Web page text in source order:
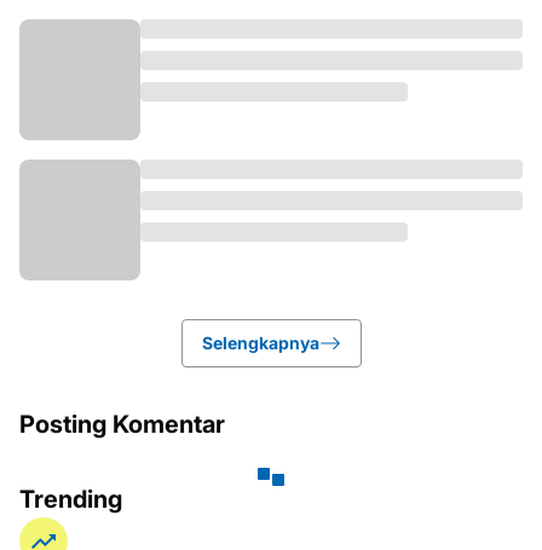
JAKARTA
Coach Justin Soroti Formasi 3 Bek Herdman
Usai Timnas Indonesia Kalah 0-3 dari Vietnam
Agustus 05, 2026
BAUBAU
6 Oknum Polisi Polres Baubau Diduga Tukar
Barang Bukti Emas 360 Gram dengan Palsu
Agustus 05, 2026
Sponsorship Area Program Sekadau
Agustus 05, 2026
Selengkapnya
Failed to load posts.